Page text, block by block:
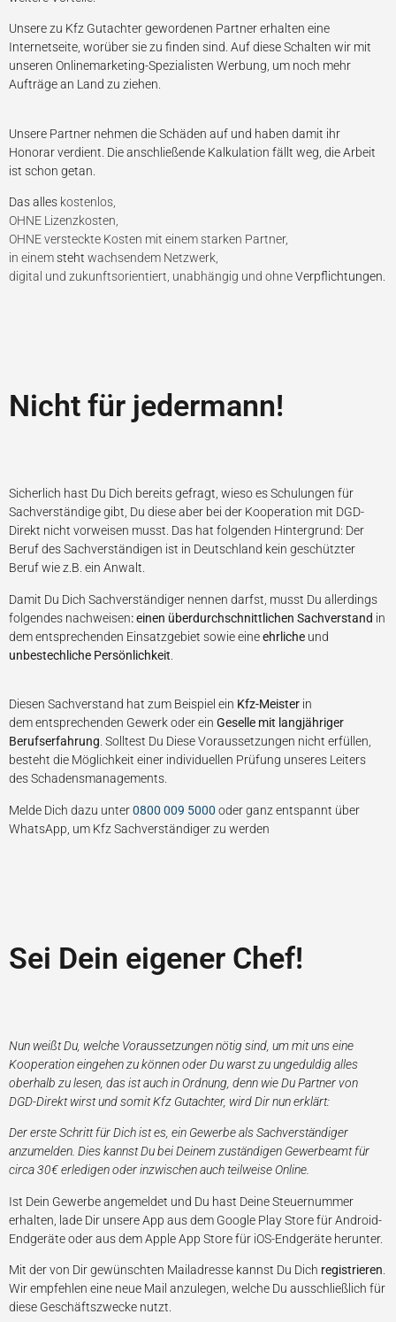
Unsere zu Kfz Gutachter gewordenen Partner erhalten eine
Internetseite, worüber sie zu finden sind. Auf diese Schalten wir mit
unseren Onlinemarketing-Spezialisten Werbung, um noch mehr
Aufträge an Land zu ziehen.
Unsere Partner nehmen die Schäden auf und haben damit ihr
Honorar verdient. Die anschließende Kalkulation fällt weg, die Arbeit
ist schon getan.
Das alles kostenlos,
OHNE Lizenzkosten,
OHNE versteckte Kosten mit einem starken Partner,
in einemsteht wachsendem Netzwerk,
digital und zukunftsorientiert, unabhängig und ohneVerpflichtungen.
Nicht für jedermann!
Sicherlich hast Du Dich bereits gefragt, wieso es Schulungen für
Sachverständige gibt, Du diese aber bei der Kooperation mit DGD-
Direkt nicht vorweisen musst. Das hat folgenden Hintergrund: Der
Beruf des Sachverständigen ist in Deutschland kein geschützter
Beruf wie z.B. ein Anwalt.
Damit Du Dich Sachverständiger nennen darfst, musst Du allerdings
folgendes nachweisen: einen überdurchschnittlichen Sachverstand in
dem entsprechenden Einsatzgebiet sowie eineehrliche und
unbestechliche Persönlichkeit
Diesen Sachverstand hat zum Beispiel ein Kfz-Meister in
dem entsprechenden Gewerk oder ein Geselle mit langjähriger
Berufserfahrung . Solltest Du Diese Voraussetzungen nicht erfüllen,
besteht die Möglichkeit einer individuellen Prüfung unseres Leiters
des Schadensmanagements.
Melde Dich dazu unter0800 009 5000 oder ganz entspannt über
WhatsApp, um Kfz Sachverständiger zu werden
Sei Dein eigener Chef!
Nun weißt Du, welche Voraussetzungen nötig sind, um mit uns eine
Kooperation eingehen zu können oder Du warst zu ungeduldig alles
oberhalb zu lesen, das ist auch in Ordnung, denn wie Du Partner von
DGD-Direkt wirst und somit Kfz Gutachter, wird Dir nun erklärt:
Der erste Schritt für Dich ist es, ein Gewerbe als Sachverständiger
anzumelden. Dies kannst Du bei Deinem zuständigen Gewerbeamt für
circa 30€ erledigen oder inzwischen auch teilweise Online.
Ist Dein Gewerbe angemeldet und Du hast Deine Steuernummer
erhalten, lade Dir unsere App aus dem Google Play Store für Android-
Endgeräte oder aus dem Apple App Store für iOS-Endgeräte herunter.
Mit der von Dir gewünschten Mailadresse kannst Du Dich registrieren
Wir empfehlen eine neue Mail anzulegen, welche Du ausschließlich für
diese Geschäftszwecke nutzt.